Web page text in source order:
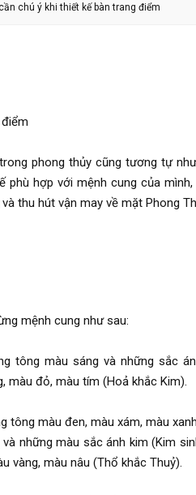
chú ý khi thiết kế bàn trang điểm
phong thủy cũng tương tự
phù hợp với mệnh cung của
thu hút vận may về mặt Phong
mệnh cung như sau:
tông màu sáng và những sắc
màu đỏ, màu tím (Hoả khắc Kim).
tông màu đen, màu xám, màu
những màu sắc ánh kim (Kim
vàng, màu nâu (Thổ khắc Thuỷ).